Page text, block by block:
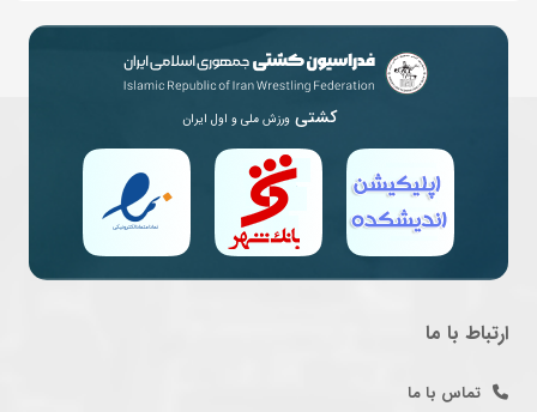
کشتی ورزش ملی و اول ایران
ارتباط با ما
تماس با ما